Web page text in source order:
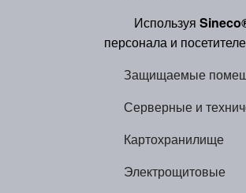
Используя
персонала и
Защищаемые
Серверные и
Картохранилище
Электрощитовые